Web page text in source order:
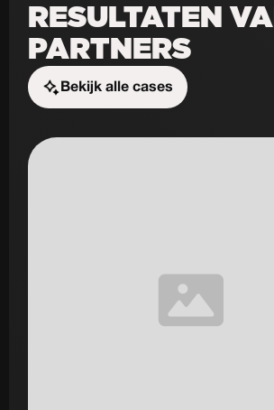
RESULTATEN
PARTNERS
Bekijk alle cases
Start de uitdaging